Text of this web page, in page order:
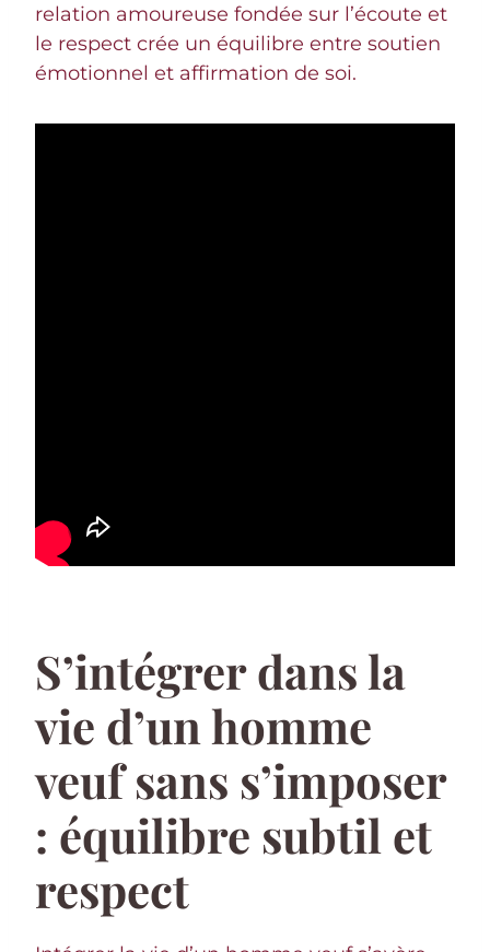
relation amoureuse fondée sur l’écoute et
le respect crée un équilibre entre soutien
émotionnel et affirmation de soi.
S’intégrer dans la
vie d’un homme
veuf sans s’imposer
: équilibre subtil et
respect